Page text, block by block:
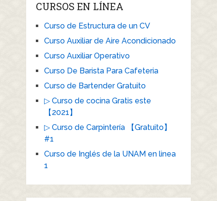
CURSOS EN LÍNEA
Curso de Estructura de un CV
Curso Auxiliar de Aire Acondicionado
Curso Auxiliar Operativo
Curso De Barista Para Cafeteria
Curso de Bartender Gratuito
▷ Curso de cocina Gratis este
【2021】
▷ Curso de Carpintería 【Gratuito】
#1
Curso de Inglés de la UNAM en linea
1